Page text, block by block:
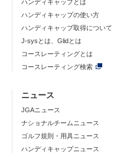
ハンディキャップとは
ハンディキャップの使い方
ハンディキャップ取得について
J-sysとは、Glidとは
コースレーティングとは
コースレーティング検索
ニュース
JGAニュース
ナショナルチームニュース
ゴルフ規則・用具ニュース
ハンディキャップニュース